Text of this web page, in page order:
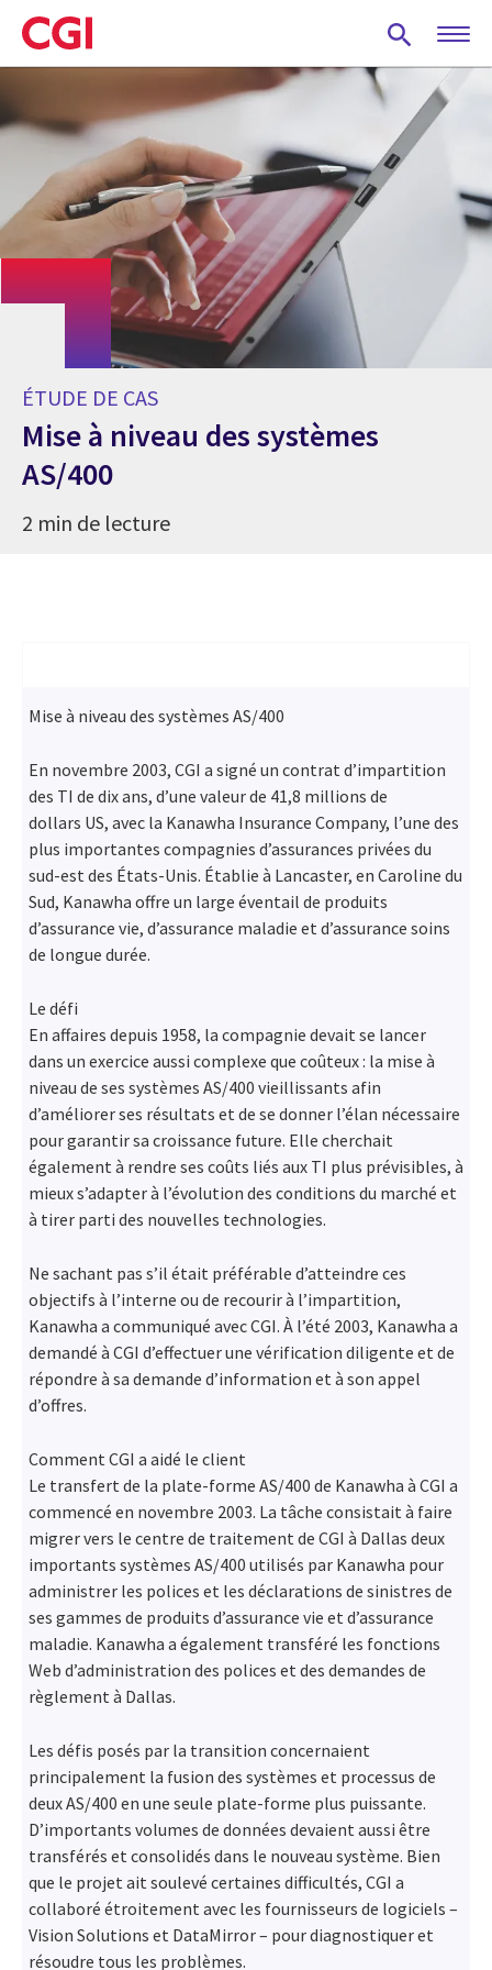
Skip
to
main
ÉTUDE DE CAS
Mise à niveau des systèmes
AS/400
2 min de lecture
Mise à niveau des systèmes AS/400
En novembre 2003, CGI a signé un contrat d’impartition
des TI de dix ans, d’une valeur de 41,8 millions de
dollars US, avec la Kanawha Insurance Company, l’une des
plus importantes compagnies d’assurances privées du
sud-est des États-Unis. Établie à Lancaster, en Caroline du
Sud, Kanawha offre un large éventail de produits
d’assurance vie, d’assurance maladie et d’assurance soins
de longue durée.
Le défi
En affaires depuis 1958, la compagnie devait se lancer
dans un exercice aussi complexe que coûteux : la mise à
niveau de ses systèmes AS/400 vieillissants afin
d’améliorer ses résultats et de se donner l’élan nécessaire
pour garantir sa croissance future. Elle cherchait
également à rendre ses coûts liés aux TI plus prévisibles, à
mieux s’adapter à l’évolution des conditions du marché et
à tirer parti des nouvelles technologies.
Ne sachant pas s’il était préférable d’atteindre ces
objectifs à l’interne ou de recourir à l’impartition,
Kanawha a communiqué avec CGI. À l’été 2003, Kanawha a
demandé à CGI d’effectuer une vérification diligente et de
répondre à sa demande d’information et à son appel
d’offres.
Comment CGI a aidé le client
Le transfert de la plate-forme AS/400 de Kanawha à CGI a
commencé en novembre 2003. La tâche consistait à faire
migrer vers le centre de traitement de CGI à Dallas deux
importants systèmes AS/400 utilisés par Kanawha pour
administrer les polices et les déclarations de sinistres de
ses gammes de produits d’assurance vie et d’assurance
maladie. Kanawha a également transféré les fonctions
Web d’administration des polices et des demandes de
règlement à Dallas.
Les défis posés par la transition concernaient
principalement la fusion des systèmes et processus de
deux AS/400 en une seule plate-forme plus puissante.
D’importants volumes de données devaient aussi être
transférés et consolidés dans le nouveau système. Bien
que le projet ait soulevé certaines difficultés, CGI a
collaboré étroitement avec les fournisseurs de logiciels –
Vision Solutions et DataMirror – pour diagnostiquer et
résoudre tous les problèmes.